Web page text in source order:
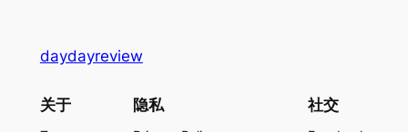
daydayreview
关于 隐私 社交